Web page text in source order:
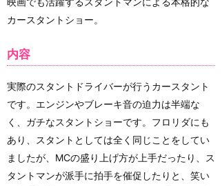
カースタントショー。
内容
実際のスタントドライバーが行うカースタント
です。エンジンやブレーキ音の迫力は半端な
く、ガチなスタントショーです。フロリダにも
あり、スタントとしては全く同じことをしてい
ましたが、MCの盛り上げ方が上手だったり、ス
タントマンが派手に拍手を催促したりと、笑い